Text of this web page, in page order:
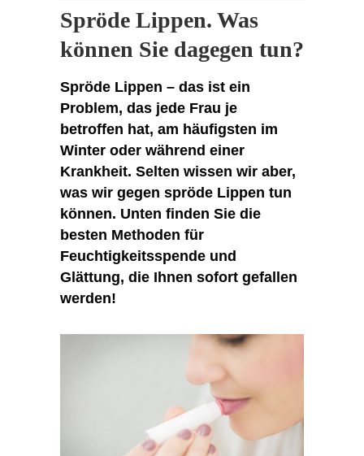
Spröde Lippen. Was
können Sie dagegen tun?
Spröde Lippen – das ist ein
Problem, das jede Frau je
betroffen hat, am häufigsten im
Winter oder während einer
Krankheit. Selten wissen wir aber,
was wir gegen spröde Lippen tun
können. Unten finden Sie die
besten Methoden für
Feuchtigkeitsspende und
Glättung, die Ihnen sofort gefallen
werden!